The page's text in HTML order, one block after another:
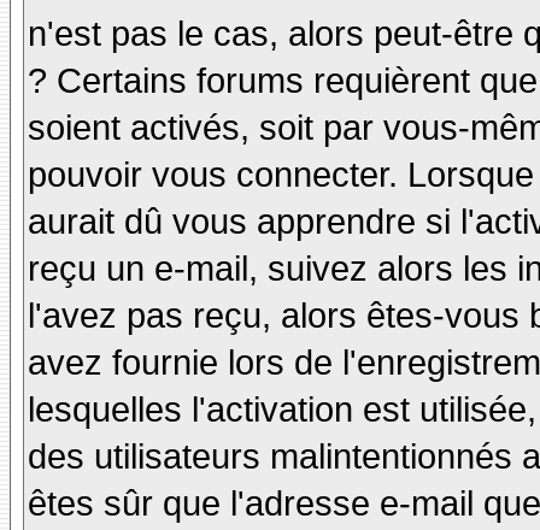
n'est pas le cas, alors peut-être
? Certains forums requièrent
soient activés, soit par vous-
pouvoir vous connecter.
aurait dû vous apprendre si
reçu un e-mail, suivez alors les
l'avez pas reçu, alors êtes-vous
avez fournie lors de
lesquelles l'activation est
des utilisateurs malintentionnés
êtes sûr que l'adresse e-mail